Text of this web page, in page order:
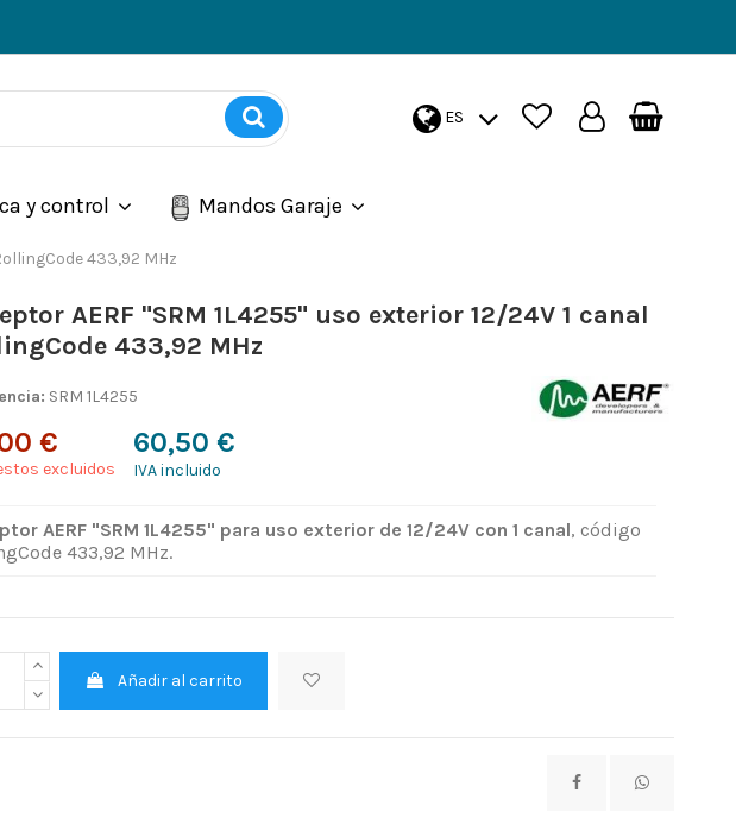
ES
y control Mandos Garaje
433,92 MHz
AERF "SRM 1L4255" uso exterior 12/24V 1 canal
433,92 MHz
SRM 1L4255
€
excluidos
60,50 €
IVA incluido
AERF "SRM 1L4255" para uso exterior de 12/24V con 1 canal, código
433,92 MHz.
Añadir al carrito